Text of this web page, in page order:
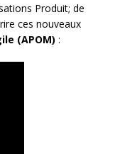
Produit; de
ces nouveaux
(APOM) :